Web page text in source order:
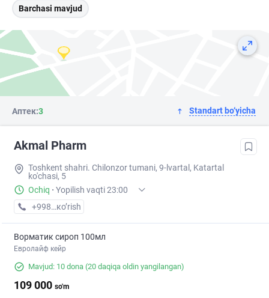
Barchasi mavjud
Аптек:3 Standart bo‘yicha
Akmal Pharm
Toshkent shahri. Chilonzor tumani, 9-lvartal, Katartal
ko'chasi, 5
Ochiq · Yopilish vaqti 23:00
+998 (99) XXX-XX-XX
кo’rish
Ворматик сироп 100мл
Евролайф кейр
Mavjud: 10 dona (20 daqiqa oldin yangilangan)
109 000 so'm